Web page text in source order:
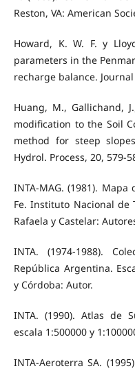
Reston, VA: American
Howard, K. W. F. y
parameters in the
recharge balance.
Huang, M., Gallichand,
modification to the Soil
method for steep
Hydrol. Process, 20, 579-
INTA-MAG. (1981).
Fe. Instituto Nacional de
Rafaela y Castelar:
INTA. (1974-1988).
República Argentina.
y Córdoba: Autor.
INTA. (1990). Atlas de
escala 1:500000 y
INTA-Aeroterra SA.